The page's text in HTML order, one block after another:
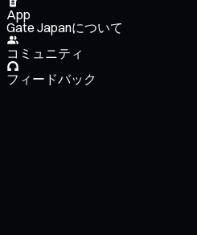
App
Gate Japanについて
コミュニティ
フィードバック